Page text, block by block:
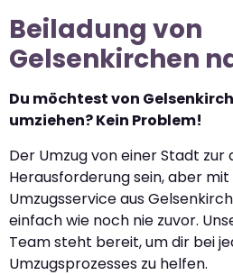
Beiladung von
Gelsenkirchen
Du möchtest von
umziehen? Kein Problem!
Der Umzug von einer Stadt zur
Herausforderung sein, aber
Umzugsservice aus
einfach wie noch nie zuvor.
Team steht bereit, um dir bei
Umzugsprozesses zu helfen.